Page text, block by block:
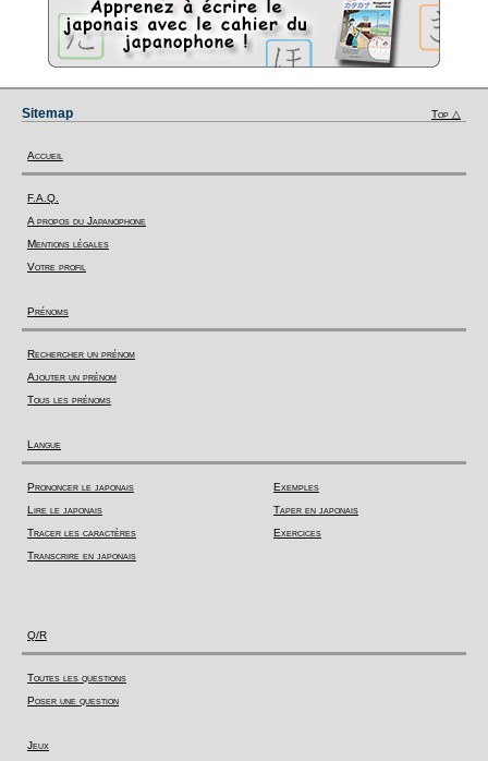
Sitemap Top △
Accueil
F.A.Q.
A propos du Japanophone
Mentions légales
Votre profil
Prénoms
Rechercher un prénom
Ajouter un prénom
Tous les prénoms
Langue
Prononcer le japonais
Lire le japonais
Tracer les caractères
Transcrire en japonais
Exemples
Taper en japonais
Exercices
Q/R
Toutes les questions
Poser une question
Jeux